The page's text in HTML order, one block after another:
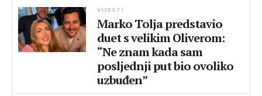
VIJESTI
Marko Tolja predstavio
duet s velikim Oliverom:
“Ne znam kada sam
posljednji put bio ovoliko
uzbuđen”